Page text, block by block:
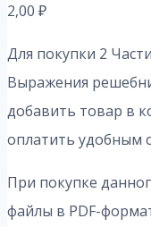
2,00 ₽
Для покупки 2
Выражения
добавить товар в
оплатить удобным
При покупке
файлы в PDF-